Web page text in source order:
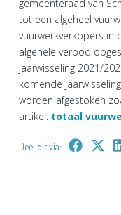
gemeenteraad van
tot een algeheel
vuurwerkverkopers in
algehele verbod
jaarwisseling 2021/
komende
worden afgestoken
artikel: totaal
Deel dit via: